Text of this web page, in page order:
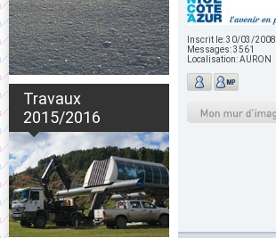
Travaux
2015/2016
Inscrit le:30/03/2008
Messages:3561
Localisation:AURON